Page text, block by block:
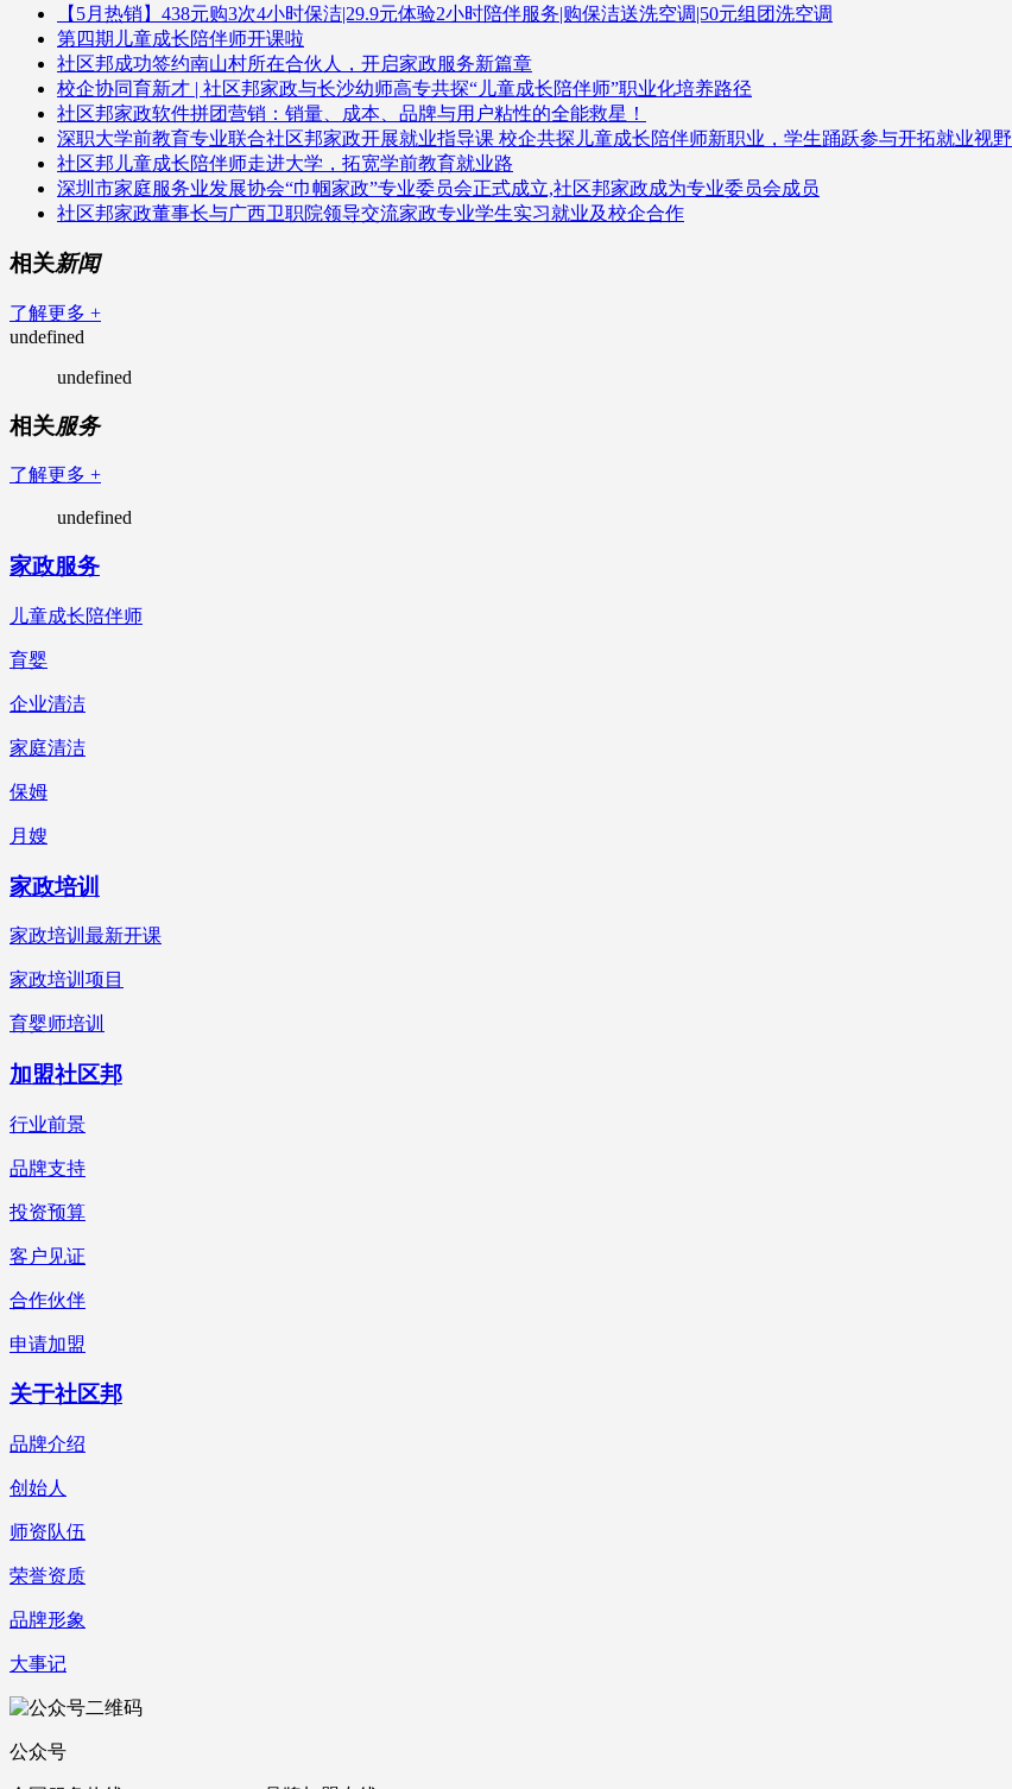
【5月热销】438元购3次4小时保洁|29.9元体验2小时陪伴服务|购保洁送洗空调|50元组团洗空调
第四期儿童成长陪伴师开课啦
社区邦成功签约南山村所在合伙人，开启家政服务新篇章
校企协同育新才 | 社区邦家政与长沙幼师高专共探“儿童成长陪伴师”职业化培养路径
社区邦家政软件拼团营销：销量、成本、品牌与用户粘性的全能救星！
深职大学前教育专业联合社区邦家政开展就业指导课 校企共探儿童成长陪伴师新职业，学生踊跃参与开拓就业视野
社区邦儿童成长陪伴师走进大学，拓宽学前教育就业路
深圳市家庭服务业发展协会“巾帼家政”专业委员会正式成立,社区邦家政成为专业委员会成员
社区邦家政董事长与广西卫职院领导交流家政专业学生实习就业及校企合作
相关新闻
了解更多 +
undefined
undefined
相关服务
了解更多 +
undefined
家政服务
儿童成长陪伴师
育婴
企业清洁
家庭清洁
保姆
月嫂
家政培训
家政培训最新开课
家政培训项目
育婴师培训
加盟社区邦
行业前景
品牌支持
投资预算
客户见证
合作伙伴
申请加盟
关于社区邦
品牌介绍
创始人
师资队伍
荣誉资质
品牌形象
大事记
公众号